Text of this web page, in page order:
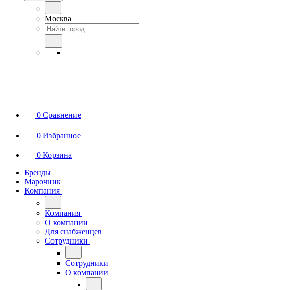
Москва
0 Сравнение
0 Избранное
0 Корзина
Бренды
Марочник
Компания
Компания
О компании
Для снабженцев
Сотрудники
Сотрудники
О компании